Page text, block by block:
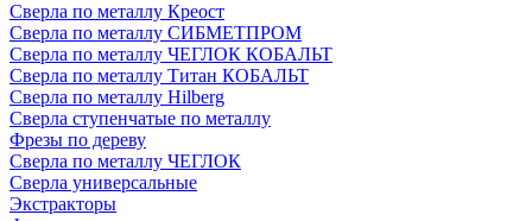
Сверла по металлу Креост
Сверла по металлу СИБМЕТПРОМ
Сверла по металлу ЧЕГЛОК КОБАЛЬТ
Сверла по металлу Титан КОБАЛЬТ
Сверла по металлу Hilberg
Сверла ступенчатые по металлу
Фрезы по дереву
Сверла по металлу ЧЕГЛОК
Сверла универсальные
Экстракторы